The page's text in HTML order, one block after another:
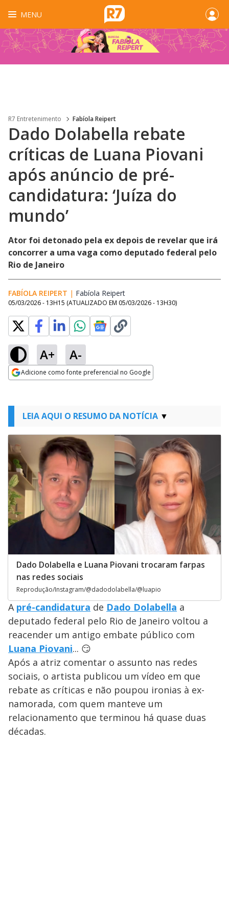
MENU
R7 Entretenimento Fabíola Reipert
Dado Dolabella rebate
críticas de Luana Piovani
após anúncio de pré-
candidatura: ‘Juíza do
mundo’
Ator foi detonado pela ex depois de revelar que irá
concorrer a uma vaga como deputado federal pelo
Rio de Janeiro
FABÍOLA REIPERT | Fabíola Reipert
05/03/2026 - 13H15 (ATUALIZADO EM 05/03/2026 - 13H30)
A+ A-
Adicione como fonte preferencial no Google
LEIA AQUI O RESUMO DA NOTÍCIA
Dado Dolabella e Luana Piovani trocaram farpas
nas redes sociais
Reprodução/Instagram/@dadodolabella/@luapio
A pré-candidatura de Dado Dolabella a
deputado federal pelo Rio de Janeiro voltou a
reacender um antigo embate público com
Luana Piovani... 😏
Após a atriz comentar o assunto nas redes
sociais, o artista publicou um vídeo em que
rebate as críticas e não poupou ironias à ex-
namorada, com quem manteve um
relacionamento que terminou há quase duas
décadas.